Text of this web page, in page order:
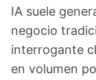
IA suele
negocio
interrogante
en volumen